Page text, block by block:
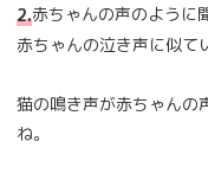
2.赤ちゃんの声のように
赤ちゃんの泣き声に似て
猫の鳴き声が赤ちゃんの
ね。